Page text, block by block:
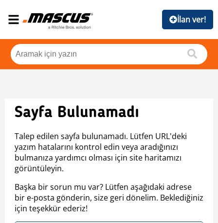
İlan ver!
Sayfa Bulunamadı
Talep edilen sayfa bulunamadı. Lütfen URL'deki
yazım hatalarını kontrol edin veya aradığınızı
bulmanıza yardımcı olması için site haritamızı
görüntüleyin.
Başka bir sorun mu var? Lütfen aşağıdaki adrese
bir e-posta gönderin, size geri dönelim. Beklediğiniz
için teşekkür ederiz!